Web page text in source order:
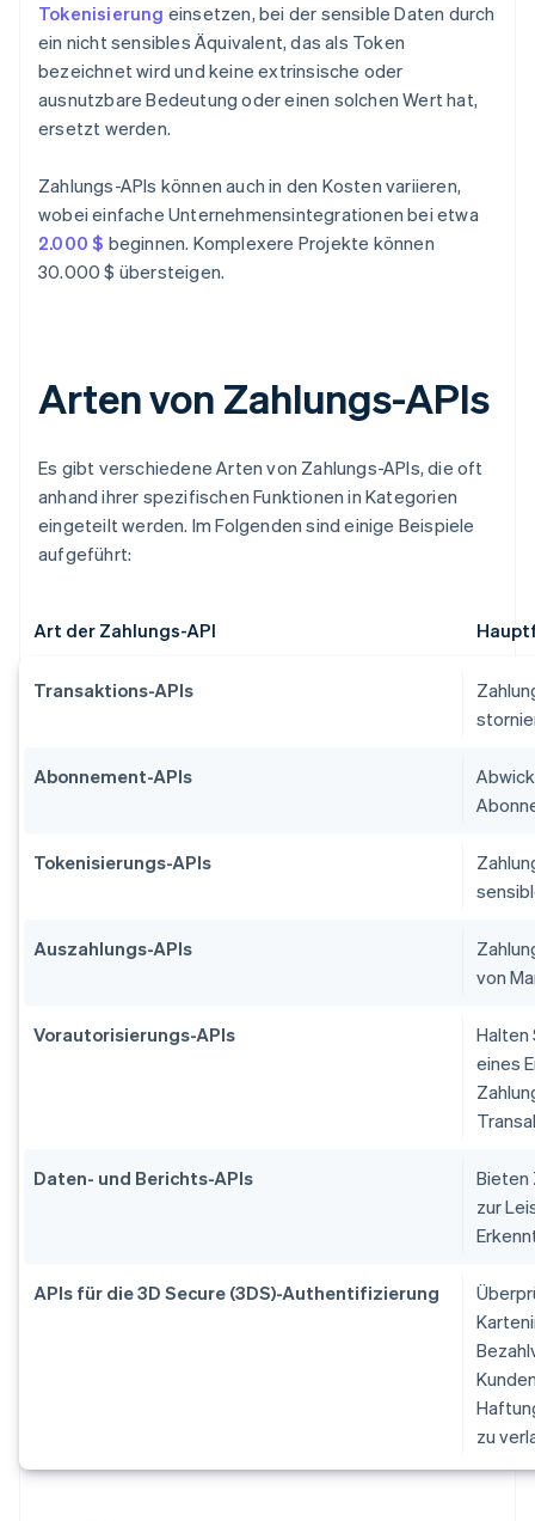
Tokenisierung einsetzen, bei der sensible Daten durch
ein nicht sensibles Äquivalent, das als Token
bezeichnet wird und keine extrinsische oder
ausnutzbare Bedeutung oder einen solchen Wert hat,
ersetzt werden.
Zahlungs-APIs können auch in den Kosten variieren,
wobei einfache Unternehmensintegrationen bei etwa
2.000 $ beginnen. Komplexere Projekte können
30.000 $ übersteigen.
Arten von Zahlungs-APIs
Es gibt verschiedene Arten von Zahlungs-APIs, die oft
anhand ihrer spezifischen Funktionen in Kategorien
eingeteilt werden. Im Folgenden sind einige Beispiele
aufgeführt:
Art der Zahlungs-API
Transaktions-APIs
Abonnement-APIs
Tokenisierungs-APIs
Auszahlungs-APIs
von
Vorautorisierungs-APIs
Halten
eines
Daten- und Berichts-APIs
Bieten
zur
APIs für die 3D Secure (3DS)-Authentifizierung
zu